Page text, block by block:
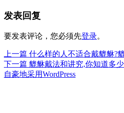
于
发表回复
要发表评论，您必须先登录。
文
章
上一篇 上
篇
文
什么样的人不适合戴貔貅?
下一篇 下
篇
貔貅戴法和讲究,你知道多
自豪地采用WordPress